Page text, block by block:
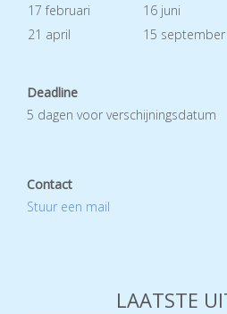
17 februari 16 juni
21 april
15 september
Deadline
5 dagen voor verschijningsdatum
Contact
Stuur een mail
LAATSTE